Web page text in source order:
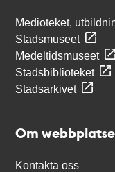
Medioteket,
Stadsmuseet
Medeltidsmuseet
Stadsbiblioteket
Stadsarkivet
Om
Kontakta oss